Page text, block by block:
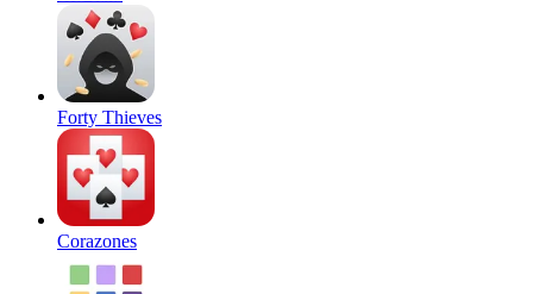
Forty Thieves
Corazones